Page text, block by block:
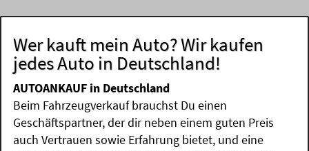
Wer kauft mein Auto? Wir kaufen
jedes Auto in Deutschland!
AUTOANKAUF in Deutschland
Beim Fahrzeugverkauf brauchst Du einen
Geschäftspartner, der dir neben einem guten Preis
auch Vertrauen sowie Erfahrung bietet, und eine